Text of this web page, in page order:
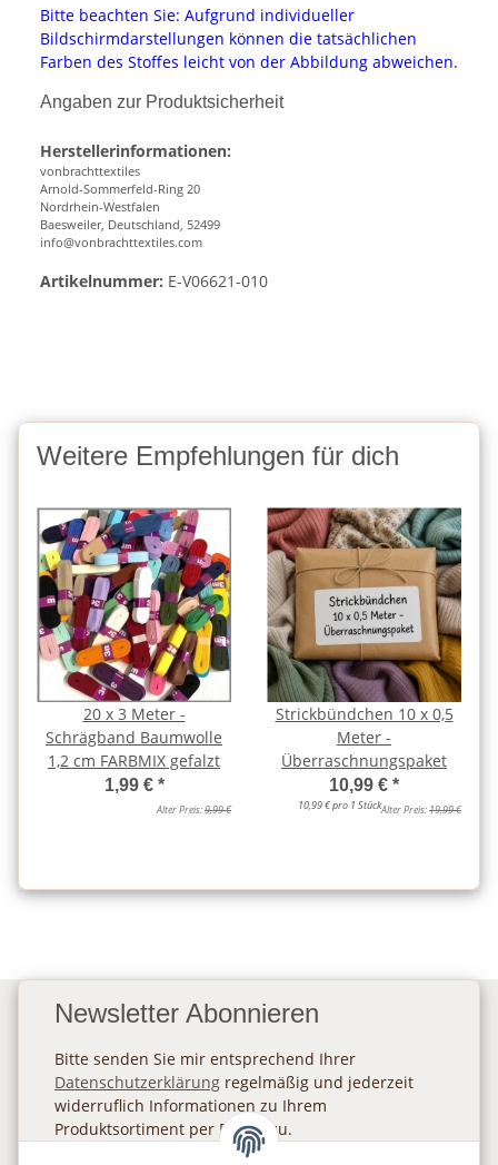
Bitte beachten Sie: Aufgrund individueller
Bildschirmdarstellungen können die tatsächlichen
Farben des Stoffes leicht von der Abbildung abweichen.
Angaben zur Produktsicherheit
Herstellerinformationen:
vonbrachttextiles
Arnold-Sommerfeld-Ring 20
Nordrhein-Westfalen
Baesweiler, Deutschland, 52499
info@vonbrachttextiles.com
Artikelnummer: E-V06621-010
Weitere Empfehlungen für dich
20 x 3 Meter -
Schrägband Baumwolle
1,2 cm FARBMIX gefalzt
1,99 € *
Alter Preis:9,99 €
Strickbündchen 10 x 0,5
Meter -
Überraschnungspaket
10,99 € *
10,99 € pro 1 StückAlter Preis:19,99 €
Newsletter Abonnieren
Bitte senden Sie mir entsprechend Ihrer
Datenschutzerklärung regelmäßig und jederzeit
widerruflich Informationen zu Ihrem
Produktsortiment per E-Mail zu.